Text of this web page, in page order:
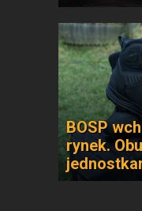
BOSP
rynek.